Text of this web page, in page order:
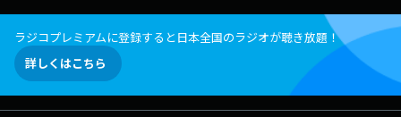
ラジコプレミアムに登録すると日本全国のラジオが聴き放題！
詳しくはこちら